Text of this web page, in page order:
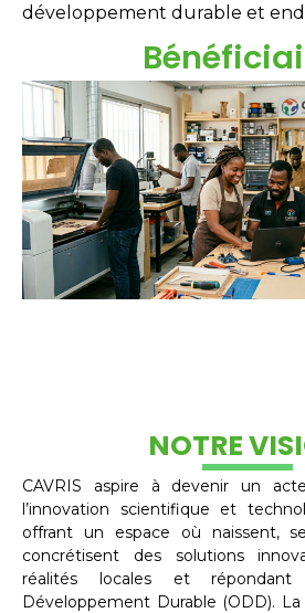
développement durable et
Étudiants Néo-diplômés Doctorants
Innovateurs
Entreprises acteurs
NOTRE
CAVRIS aspire à devenir un
l’innovation scientifique et
offrant un espace où naissent,
concrétisent des solutions
réalités locales et
Développement Durable (ODD).